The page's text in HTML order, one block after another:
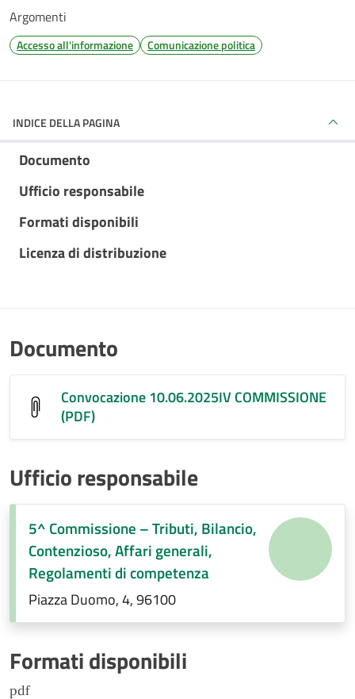
Argomenti
Accesso all'informazione Comunicazione politica
INDICE DELLA PAGINA
Documento
Ufficio responsabile
Formati disponibili
Licenza di distribuzione
Documento
Convocazione 10.06.2025IV COMMISSIONE
(PDF)
Ufficio responsabile
5^ Commissione – Tributi, Bilancio,
Contenzioso, Affari generali,
Regolamenti di competenza
Piazza Duomo, 4, 96100
Formati disponibili
pdf